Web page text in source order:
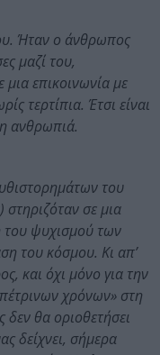
Ήταν ο άνθρωπος
μαζί του,
μια επικοινωνία με
τερτίπια. Έτσι είναι
ανθρωπιά.
του
σε μια
του ψυχισμού των
του κόσμου. Kι απ’
και όχι μόνο για την
χρόνων» στη
δεν θα οριοθετήσει
δείχνει, σήμερα